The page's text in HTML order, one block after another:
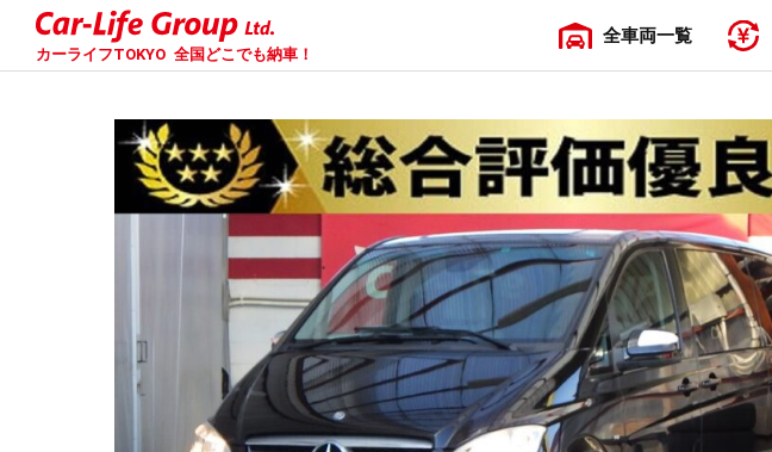
カーライフTOKYO 全国どこでも納車！
全車両一覧